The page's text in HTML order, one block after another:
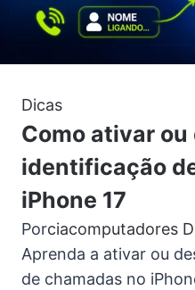
Dicas
Como ativar
identificação
iPhone 17
Porciacomputadores
Aprenda a ativar ou
de chamadas no